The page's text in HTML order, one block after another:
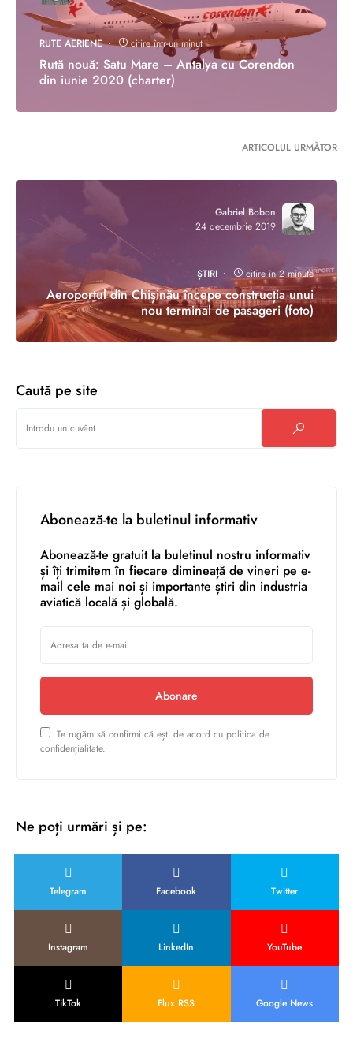
RUTE AERIENE citire într-un minut
Rută nouă: Satu Mare – Antalya cu Corendon
din iunie 2020 (charter)
ARTICOLUL URMĂTOR
Gabriel Bobon
24 decembrie 2019
ȘTIRI citire în 2 minute
Aeroportul din Chișinău începe construcția unui
nou terminal de pasageri (foto)
Caută pe site
Abonează-te la buletinul informativ
Abonează-te gratuit la buletinul nostru informativ
și îți trimitem în fiecare dimineață de vineri pe e-
mail cele mai noi și importante știri din industria
aviatică locală și globală.
Abonare
Te rugăm să confirmi că ești de acord cu politica de
confidențialitate.
Ne poți urmări și pe:
Telegram Facebook Twitter
Instagram LinkedIn YouTube
TikTok Flux RSS Google News